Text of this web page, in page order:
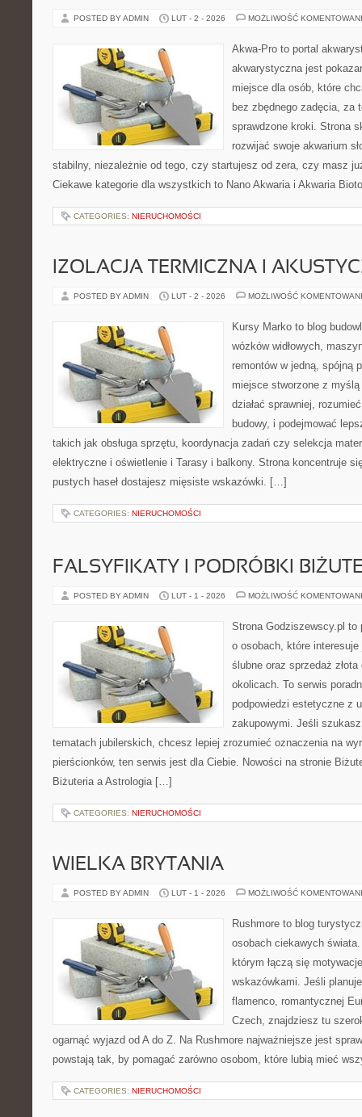
POSTED BY ADMIN LUT - 2 - 2026 MOŻLIWOŚĆ
Akwa-Pro to portal
akwarystyczna jest
miejsce dla osób, które
bez zbędnego zadęcia, za
sprawdzone kroki. Strona
rozwijać swoje akwarium
stabilny, niezależnie od tego, czy startujesz od zera, czy masz
Ciekawe kategorie dla wszystkich to Nano Akwaria i Akwaria
CATEGORIES: NIERUCHOMOŚCI
IZOLACJA TERMICZNA I
POSTED BY ADMIN LUT - 2 - 2026 MOŻLIWOŚĆ
Kursy Marko to blog
wózków widłowych,
remontów w jedną, spójną
miejsce stworzone z
działać sprawniej,
budowy, i podejmować
takich jak obsługa sprzętu, koordynacja zadań czy selekcja
elektryczne i oświetlenie i Tarasy i balkony. Strona koncentruje
pustych haseł dostajesz mięsiste wskazówki. […]
CATEGORIES: NIERUCHOMOŚCI
FALSYFIKATY I PODRÓBKI
POSTED BY ADMIN LUT - 1 - 2026 MOŻLIWOŚĆ
Strona Godziszewscy.pl
o osobach, które
ślubne oraz sprzedaż
okolicach. To serwis
podpowiedzi estetyczne z
zakupowymi. Jeśli
tematach jubilerskich, chcesz lepiej zrozumieć oznaczenia na
pierścionków, ten serwis jest dla Ciebie. Nowości na stronie
Biżuteria a Astrologia […]
CATEGORIES: NIERUCHOMOŚCI
WIELKA BRYTANIA
POSTED BY ADMIN LUT - 1 - 2026 MOŻLIWOŚĆ
Rushmore to blog
osobach ciekawych
którym łączą się
wskazówkami. Jeśli
flamenco, romantycznej
Czech, znajdziesz tu
ogarnąć wyjazd od A do Z. Na Rushmore najważniejsze jest
powstają tak, by pomagać zarówno osobom, które lubią mieć
CATEGORIES: NIERUCHOMOŚCI